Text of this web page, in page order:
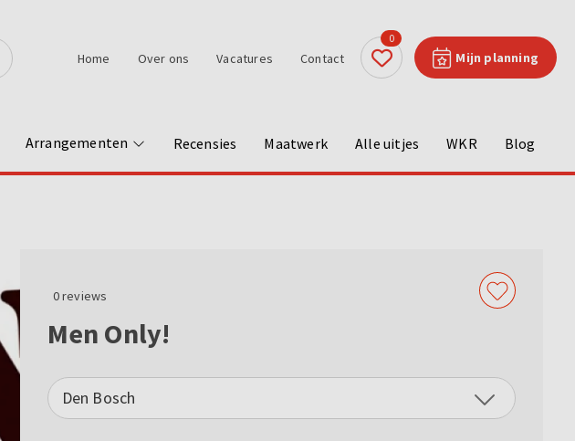
Mijn planning
0
Home Over ons Vacatures Contact
Arrangementen Recensies Maatwerk Alle uitjes WKR Blog
0reviews
Men Only!
Den Bosch